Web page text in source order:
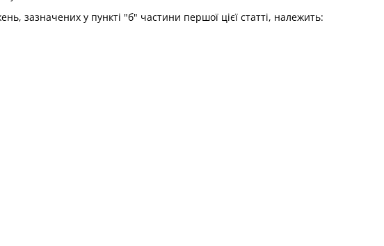
зазначених у пункті "б" частини першої цієї статті, належить: